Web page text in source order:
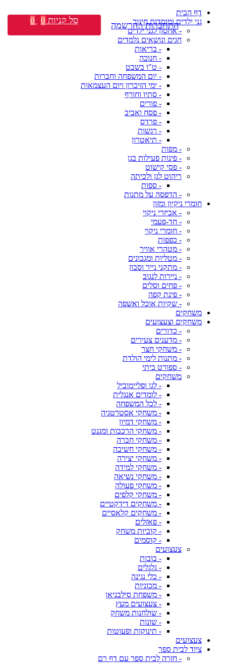
דף הבית
גני ילדים ומוסדות חינוך
- אחסון לגני ילדים
חגים ונושאים נלמדים
- בריאות
- חנוכה
- ט"ו בשבט
- יום המשפחה וחברות
- ימי הזיכרון ויום העצמאות
- סתיו וחורף
- פורים
- פסח ואביב
- פרדס
- רגשות
- תיאטרון
- מפות
- פינות פעילות בגן
- פסי קישוט
ריהוט לגן ולכיתה
- ספות
- הדפסה על מתנות
חומרי ניקיון ומזון
- אביזרי ניקוי
- חד-פעמי
- חומרי ניקוי
- כפפות
- מטהרי אוויר
- מטליות ומגבונים
- מתקני נייר וסבון
- ניירות לנגוב
- פחים וסלים
- פינת קפה
- שקיות אוכל ואשפה
משחקים
משחקים וצעצועים
- כדורים
- מדענים צעירים
- משחקי חצר
- מתנות לימי הולדת
- ספורט ביתי
משחקים
- לגו ופליימוביל
- לומדים אנגלית
- לכל המשפחה
- משחקי אסטרטגיה
- משחקי דמיון
- משחקי הרכבות ומגנט
- משחקי חברה
- משחקי חשיבה
- משחקי יצירה
- משחקי למידה
- משחקי נשיאה
- משחקי פעולה
- משחקי קלפים
- משחקים דידקטיים
- משחקים קלאסיים
- פאזלים
- קוביות משחק
- קוסמים
צעצועים
- בובות
- גלגלים
- כלי נגינה
- מכוניות
- משפחת סילבניאן
- צעצועים מעץ
- שולחנות משחק
- שונות
- תינוקות ופעוטות
צעצועים
ציוד לבית ספר
- חזרה לבית ספר עם דף רם
התחברות \ הרשמה סל קניות 0
0